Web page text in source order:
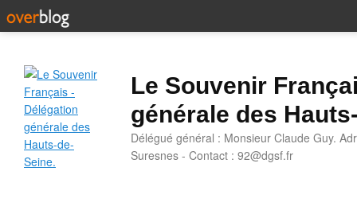
Le Souvenir
générale des
Délégué général : Monsieur Claude Guy.
Suresnes - Contact : 92@dgsf.fr